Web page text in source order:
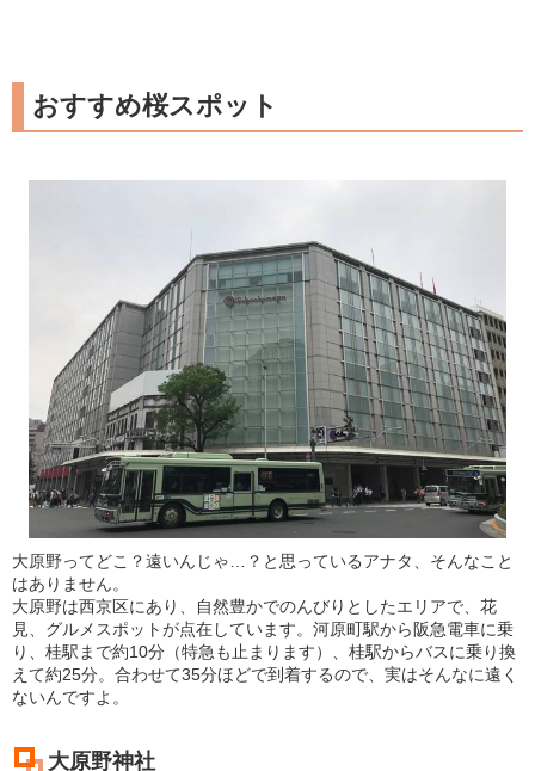
おすすめ桜スポット
大原野ってどこ？遠いんじゃ…？と思っているアナタ、そんなこと
はありません。
大原野は西京区にあり、自然豊かでのんびりとしたエリアで、花
見、グルメスポットが点在しています。河原町駅から阪急電車に乗
り、桂駅まで約10分（特急も止まります）、桂駅からバスに乗り換
えて約25分。合わせて35分ほどで到着するので、実はそんなに遠く
ないんですよ。
大原野神社